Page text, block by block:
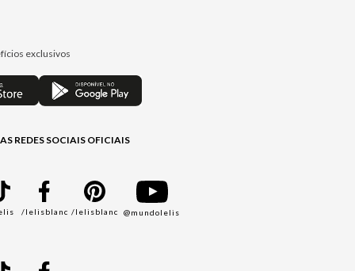
exclusivos
REDES SOCIAIS OFICIAIS
/lelisblanc /lelisblanc @mundolelis